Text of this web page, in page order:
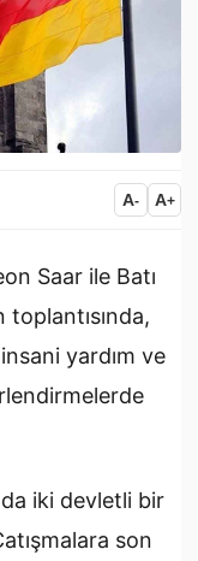
A- A+
Saar ile Batı
yardım ve
iki devletli bir
son